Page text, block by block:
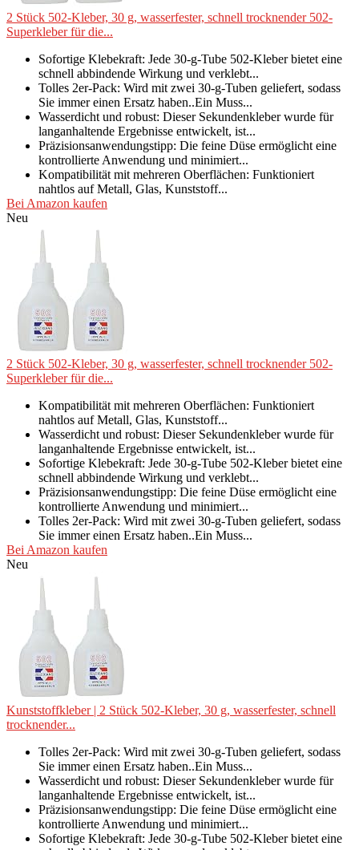
2 Stück 502-Kleber, 30 g, wasserfester, schnell trocknender 502-
Superkleber für die...
Sofortige Klebekraft: Jede 30-g-Tube 502-Kleber bietet eine
schnell abbindende Wirkung und verklebt...
Tolles 2er-Pack: Wird mit zwei 30-g-Tuben geliefert, sodass
Sie immer einen Ersatz haben..Ein Muss...
Wasserdicht und robust: Dieser Sekundenkleber wurde für
langanhaltende Ergebnisse entwickelt, ist...
Präzisionsanwendungstipp: Die feine Düse ermöglicht eine
kontrollierte Anwendung und minimiert...
Kompatibilität mit mehreren Oberflächen: Funktioniert
nahtlos auf Metall, Glas, Kunststoff...
Bei Amazon kaufen
Neu
2 Stück 502-Kleber, 30 g, wasserfester, schnell trocknender 502-
Superkleber für die...
Kompatibilität mit mehreren Oberflächen: Funktioniert
nahtlos auf Metall, Glas, Kunststoff...
Wasserdicht und robust: Dieser Sekundenkleber wurde für
langanhaltende Ergebnisse entwickelt, ist...
Sofortige Klebekraft: Jede 30-g-Tube 502-Kleber bietet eine
schnell abbindende Wirkung und verklebt...
Präzisionsanwendungstipp: Die feine Düse ermöglicht eine
kontrollierte Anwendung und minimiert...
Tolles 2er-Pack: Wird mit zwei 30-g-Tuben geliefert, sodass
Sie immer einen Ersatz haben..Ein Muss...
Bei Amazon kaufen
Neu
Kunststoffkleber | 2 Stück 502-Kleber, 30 g, wasserfester, schnell
trocknender...
Tolles 2er-Pack: Wird mit zwei 30-g-Tuben geliefert, sodass
Sie immer einen Ersatz haben..Ein Muss...
Wasserdicht und robust: Dieser Sekundenkleber wurde für
langanhaltende Ergebnisse entwickelt, ist...
Präzisionsanwendungstipp: Die feine Düse ermöglicht eine
kontrollierte Anwendung und minimiert...
Sofortige Klebekraft: Jede 30-g-Tube 502-Kleber bietet eine